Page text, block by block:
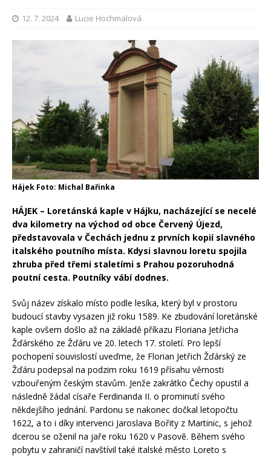
12. 7. 2024 Lucie Hochmalová
Hájek Foto: Michal Bařinka
HÁJEK – Loretánská kaple v Hájku, nacházející se necelé
dva kilometry na východ od obce Červený Újezd,
představovala v Čechách jednu z prvních kopií slavného
italského poutního místa. Kdysi slavnou loretu spojila
zhruba před třemi staletími s Prahou pozoruhodná
poutní cesta. Poutníky vábí dodnes.
Svůj název získalo místo podle lesíka, který byl v prostoru
budoucí stavby vysazen již roku 1589. Ke zbudování loretánské
kaple ovšem došlo až na základě příkazu Floriana Jetřicha
Žďárského ze Žďáru ve 20. letech 17. století. Pro lepší
pochopení souvislostí uveďme, že Florian Jetřich Žďárský ze
Žďáru podepsal na podzim roku 1619 přísahu věrnosti
vzbouřeným českým stavům. Jenže zakrátko Čechy opustil a
následně žádal císaře Ferdinanda II. o prominutí svého
někdejšího jednání. Pardonu se nakonec dočkal letopočtu
1622, a to i díky intervenci Jaroslava Bořity z Martinic, s jehož
dcerou se oženil na jaře roku 1620 v Pasově. Během svého
pobytu v zahraničí navštívil také italské město Loreto s